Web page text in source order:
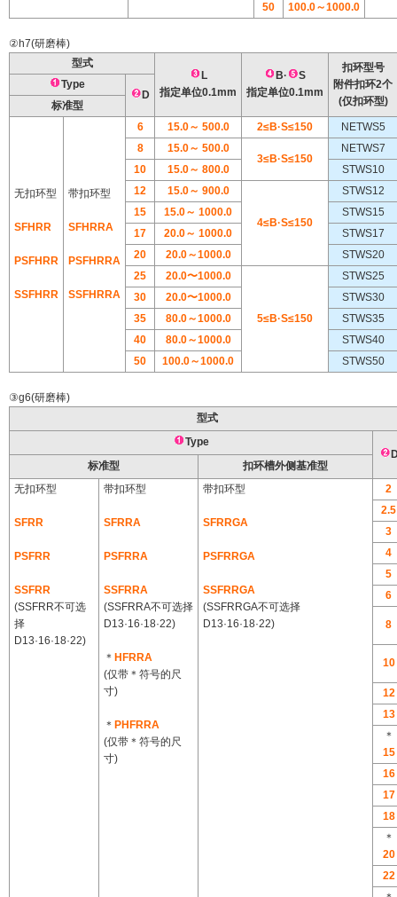
50
100.0～1000.0
②h7(研磨棒)
型式
L
指定单位0.1mm
B·
S
指定单位0.1mm
扣环型号
附件扣环2个
(仅扣环型)
Type
D
标准型
无扣环型
SFHRR
PSFHRR
SSFHRR
带扣环型
SFHRRA
PSFHRRA
SSFHRRA
6 15.0～ 500.0 2≤B·S≤150
NETWS5
8
15.0～ 500.0
3≤B·S≤150
NETWS7
10
15.0～ 800.0
STWS10
12
15.0～ 900.0
4≤B·S≤150
STWS12
15
15.0～ 1000.0
STWS15
17
20.0～ 1000.0
STWS17
20
20.0～1000.0
STWS20
25
20.0〜1000.0
5≤B·S≤150
STWS25
30
20.0〜1000.0
STWS30
35
80.0～1000.0
STWS35
40
80.0～1000.0
STWS40
50
100.0～1000.0 STWS50
③g6(研磨棒)
型式
Type
标准型
扣环槽外侧基准型
无扣环型
SFRR
PSFRR
SSFRR
(SSFRR不可选
择
D13·16·18·22)
带扣环型
SFRRA
PSFRRA
SSFRRA
(SSFRRA不可选择
D13·16·18·22)
＊ HFRRA
(仅带＊符号的尺
寸)
＊ PHFRRA
(仅带＊符号的尺
寸)
带扣环型
SFRRGA
PSFRRGA
SSFRRGA
(SSFRRGA不可选择
D13·16·18·22)
2
2.5
3
4
5
6
8
10
12
13
＊
15
16
17
18
＊
20
22